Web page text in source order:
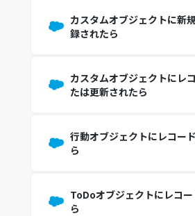
カスタムオブジェクトに新
録されたら
カスタムオブジェクトにレ
たは更新されたら
行動オブジェクトにレコー
ら
ToDoオブジェクトにレコ
ら